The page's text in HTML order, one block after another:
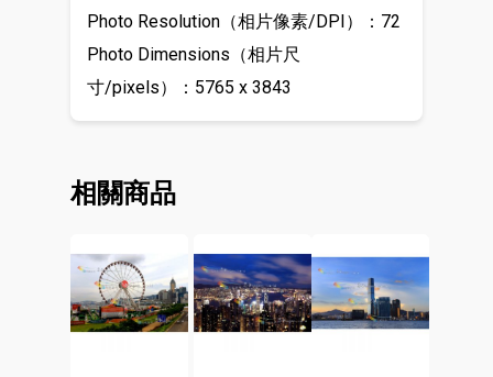
Photo Resolution（相片像素/DPI）：72
Photo Dimensions（相片尺
寸/pixels）：5765 x 3843
相關商品